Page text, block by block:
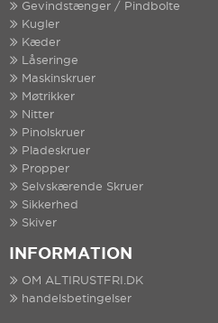
Gevindstænger / Pindbolte
Kugler
Kæder
Låseringe
Maskinskruer
Møtrikker
Nitter
Pinolskruer
Pladeskruer
Propper
Selvskærende Skruer
Sikkerhed
Skiver
INFORMATION
OM ALTIRUSTFRI.DK
handelsbetingelser